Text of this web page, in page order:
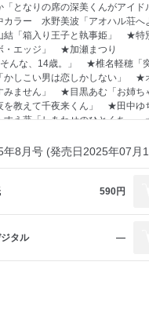
となりの席の深美くんがアイド
ラー 水野美波「アオハル荘へ
「箱入り王子と執事姫」 ★特
・エッジ」 ★加瀬まつり
んな、14歳。」 ★椎名軽穂「
しこい男は恋しかしない」 ★
みません」 ★目黒あむ「お姉ち
教えて千夜来くん」 ★田中ゆ
え葵「しあわせのひとくち」
アフレコレポまんが ◇別冊ふろ
、みはなだ純、小鳩ぐみ、みけ
さや、保奈実 ◇電子版特別掲
」1話
、電子版では掲載していない場
容は、2026年1月9日以降に変わ
年8月号 (発売日2025年07月
590円
タル ―